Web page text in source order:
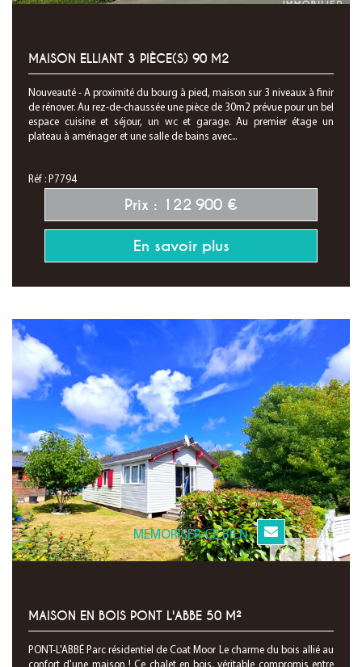
MAISON ELLIANT 3 PIÈCE(S) 90 M2
Nouveauté - A proximité du bourg à pied, maison sur 3 niveaux à finir
de rénover. Au rez-de-chaussée une pièce de 30m2 prévue pour un bel
espace cuisine et séjour, un wc et garage. Au premier étage un
plateau à aménager et une salle de bains avec...
Réf : P7794
Prix : 122 900 €
En savoir plus
MEMORISER CE BIEN
MAISON EN BOIS PONT L'ABBE 50 M²
PONT-L'ABBÉ Parc résidentiel de Coat Moor Le charme du bois allié au